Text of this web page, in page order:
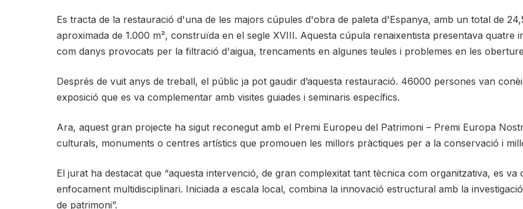
Es tracta de la restauració d'una de les majors cúpules d'obra de paleta d'Espanya, amb un total de
aproximada de 1.000 m², construïda en el segle XVIII. Aquesta cúpula renaixentista presentava quatre
com danys provocats per la filtració d'aigua, trencaments en algunes teules i problemes en les
Després de vuit anys de treball, el públic ja pot gaudir d’aquesta restauració. 46000 persones van
exposició que es va complementar amb visites guiades i seminaris específics.
Ara, aquest gran projecte ha sigut reconegut amb el Premi Europeu del Patrimoni – Premi Europa
culturals, monuments o centres artístics que promouen les millors pràctiques per a la conservació i
El jurat ha destacat que “aquesta intervenció, de gran complexitat tant tècnica com organitzativa, es
enfocament multidisciplinari. Iniciada a escala local, combina la innovació estructural amb la
de patrimoni”.